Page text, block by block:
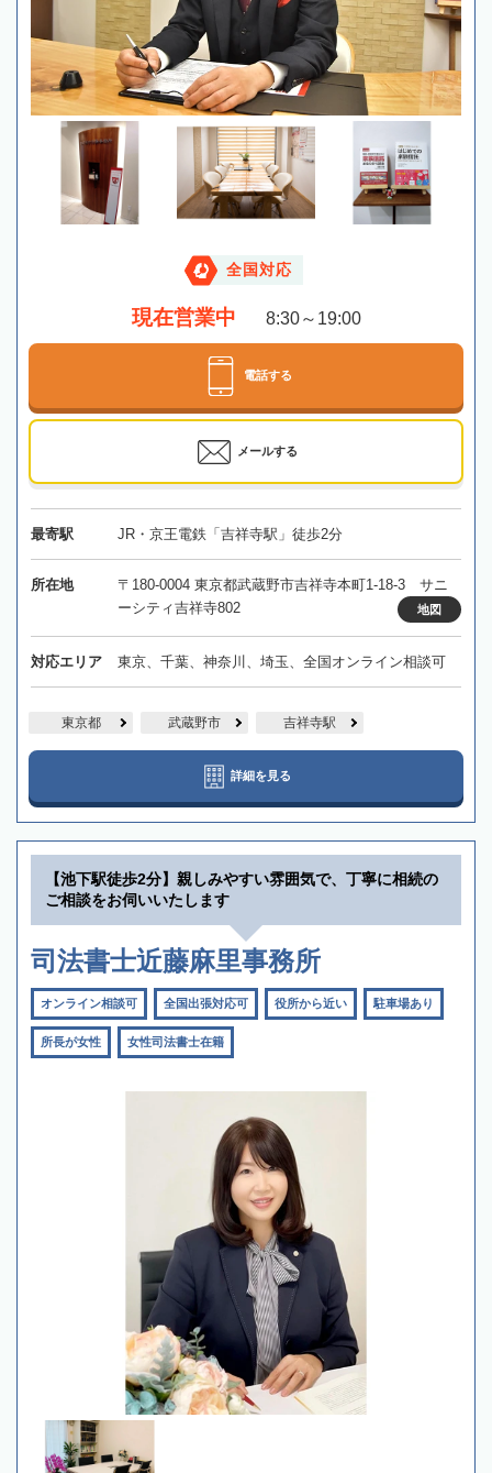
全国対応
現在営業中 8:30～19:00
電話する
メールする
最寄駅 JR・京王電鉄「吉祥寺駅」徒歩2分
所在地
〒180-0004 東京都武蔵野市吉祥寺本町1-18-3 サニ
ーシティ吉祥寺802
地図
対応エリア 東京、千葉、神奈川、埼玉、全国オンライン相談可
東京都 武蔵野市 吉祥寺駅
詳細を見る
【池下駅徒歩2分】親しみやすい雰囲気で、丁寧に相続の
ご相談をお伺いいたします
司法書士近藤麻里事務所
オンライン相談可 全国出張対応可 役所から近い 駐車場あり
所長が女性 女性司法書士在籍